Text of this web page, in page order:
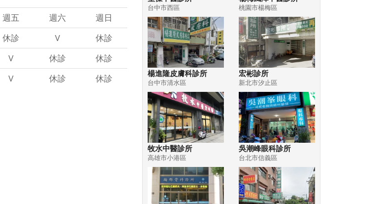
週五 週六
週日
休診 V
休診
V 休診
休診
V 休診 休診
台中市西區 桃園市楊梅區
楊進隆皮膚科診所
台中市清水區
宏彬診所
新北市汐止區
牧水中醫診所
高雄市小港區
吳潮峰眼科診所
台北市信義區